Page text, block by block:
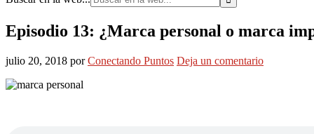
Episodio 13: ¿Marca personal o marca
julio 20, 2018 porConectando Puntos Deja un comentario